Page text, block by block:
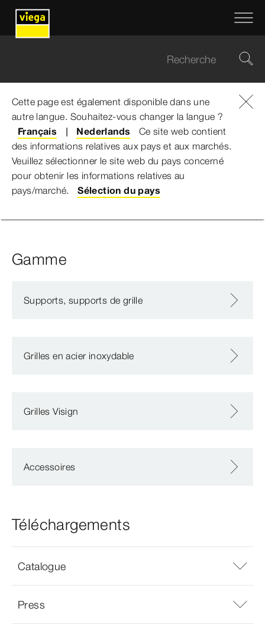
Cette page est également disponible dans une
autre langue. Souhaitez-vous changer la langue ?
Français
Nederlands
Ce site web contient
des informations relatives aux pays et aux marchés.
Veuillez sélectionner le site web du pays concerné
pour obtenir les informations relatives au
pays/marché.
Sélection du pays
Viega Belgium ... Équipements
Équipements
Gamme
Supports, supports de grille
Grilles en acier inoxydable
Grilles Visign
Accessoires
Téléchargements
Catalogue
Press